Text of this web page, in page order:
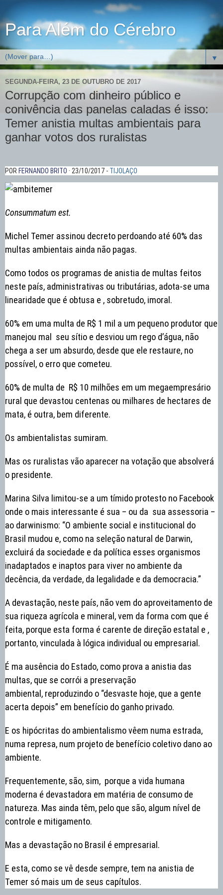
Para Além do Cérebro
▼
SEGUNDA-FEIRA, 23 DE OUTUBRO DE 2017
Corrupção com dinheiro público e
conivência das panelas caladas é isso:
Temer anistia multas ambientais para
ganhar votos dos ruralistas
POR FERNANDO BRITO · 23/10/2017 - TIJOLAÇO
Consummatum est.
Michel Temer assinou decreto perdoando até 60% das
multas ambientais ainda não pagas.
Como todos os programas de anistia de multas feitos
neste país, administrativas ou tributárias, adota-se uma
linearidade que é obtusa e , sobretudo, imoral.
60% em uma multa de R$ 1 mil a um pequeno produtor que
manejou mal seu sítio e desviou um rego d’água, não
chega a ser um absurdo, desde que ele restaure, no
possível, o erro que cometeu.
60% de multa de R$ 10 milhões em um megaempresário
rural que devastou centenas ou milhares de hectares de
mata, é outra, bem diferente.
Os ambientalistas sumiram.
Mas os ruralistas vão aparecer na votação que absolverá
o presidente.
Marina Silva limitou-se a um tímido protesto no Facebook
onde o mais interessante é sua – ou da sua assessoria –
ao darwinismo: “O ambiente social e institucional do
Brasil mudou e, como na seleção natural de Darwin,
excluirá da sociedade e da política esses organismos
inadaptados e inaptos para viver no ambiente da
decência, da verdade, da legalidade e da democracia.”
A devastação, neste país, não vem do aproveitamento de
sua riqueza agrícola e mineral, vem da forma com que é
feita, porque esta forma é carente de direção estatal e ,
portanto, vinculada à lógica individual ou empresarial.
É ma ausência do Estado, como prova a anistia das
multas, que se corrói a preservação
ambiental, reproduzindo o “desvaste hoje, que a gente
acerta depois” em benefício do ganho privado.
E os hipócritas do ambientalismo vêem numa estrada,
numa represa, num projeto de benefício coletivo dano ao
ambiente.
Frequentemente, são, sim, porque a vida humana
moderna é devastadora em matéria de consumo de
natureza. Mas ainda têm, pelo que são, algum nível de
controle e mitigamento.
Mas a devastação no Brasil é empresarial.
E esta, como se vê desde sempre, tem na anistia de
Temer só mais um de seus capítulos.